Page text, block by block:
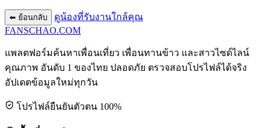
⬅ ย้อนกลับ
ดูน้องที่รับงานใกล้คุณ
FANSCHAO.COM
แพลตฟอร์มค้นหาเพื่อนเที่ยว เพื่อนทานข้าว และสาวไซด์ไลน์
คุณภาพ อันดับ 1 ของไทย ปลอดภัย ตรวจสอบโปรไฟล์ได้จริง
อัปเดตข้อมูลใหม่ทุกวัน
โปรไฟล์ยืนยันตัวตน 100%